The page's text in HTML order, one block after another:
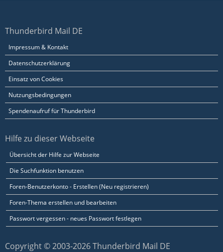
Thunderbird Mail DE
Impressum & Kontakt
Datenschutzerklärung
Einsatz von Cookies
Nutzungsbedingungen
Spendenaufruf für Thunderbird
Hilfe zu dieser Webseite
Übersicht der Hilfe zur Webseite
Die Suchfunktion benutzen
Foren-Benutzerkonto - Erstellen (Neu registrieren)
Foren-Thema erstellen und bearbeiten
Passwort vergessen - neues Passwort festlegen
Copyright © 2003-2026 Thunderbird Mail DE